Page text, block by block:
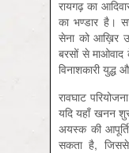
रायगढ़ का
का भण्डार है।
सेना को आख़िर
बरसों से माओवाद
विनाशकारी युद्ध
रावघाट
यदि यहाँ खनन
अयस्क की
सकता है,